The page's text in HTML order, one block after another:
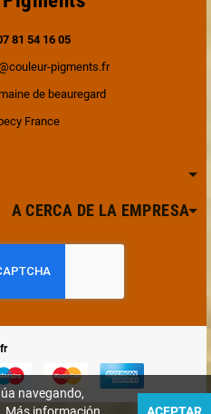
81 54 16 05
pigments.fr
de beauregard
France
DE LA EMPRESA
navegando,